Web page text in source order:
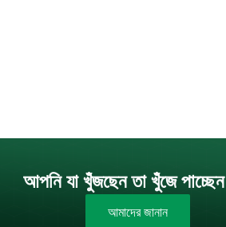
আপনি যা খুঁজছেন তা খুঁজে
আমাদের জানান